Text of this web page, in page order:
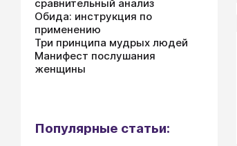
сравнительный анализ
Обида: инструкция по
применению
Три принципа мудрых людей
Манифест послушания
женщины
Популярные статьи: